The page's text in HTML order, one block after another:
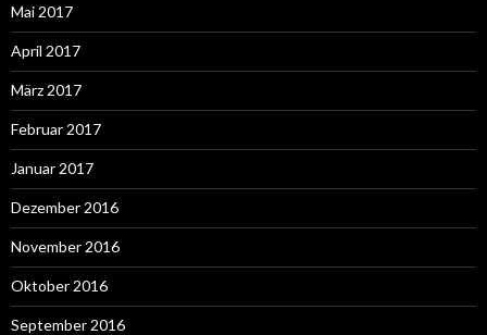
Mai 2017
April 2017
März 2017
Februar 2017
Januar 2017
Dezember 2016
November 2016
Oktober 2016
September 2016